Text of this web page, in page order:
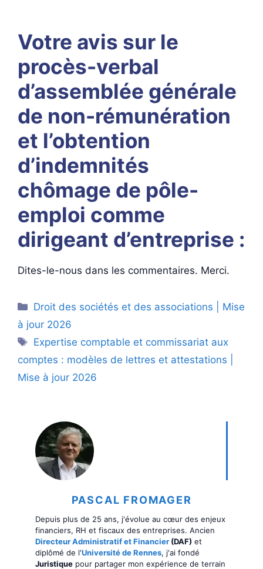
Votre avis sur le
procès-verbal
d’assemblée générale
de non-rémunération
et l’obtention
d’indemnités
chômage de pôle-
emploi comme
dirigeant d’entreprise :
Dites-le-nous dans les commentaires. Merci.
Catégories
Droit des sociétés et des associations | Mise
à jour 2026
Étiquettes
Expertise comptable et commissariat aux
comptes : modèles de lettres et attestations |
Mise à jour 2026
PASCAL FROMAGER
Depuis plus de 25 ans, j'évolue au cœur des enjeux
financiers, RH et fiscaux des entreprises. Ancien
Directeur Administratif et Financier (DAF) et
diplômé de l'Université de Rennes, j'ai fondé
Juristique pour partager mon expérience de terrain